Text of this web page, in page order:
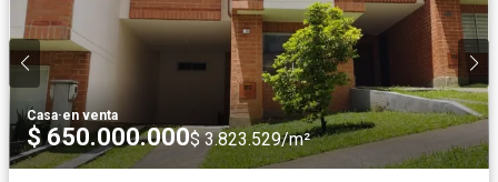
Casa·en venta
$ 650.000.000$ 3.823.529/m²